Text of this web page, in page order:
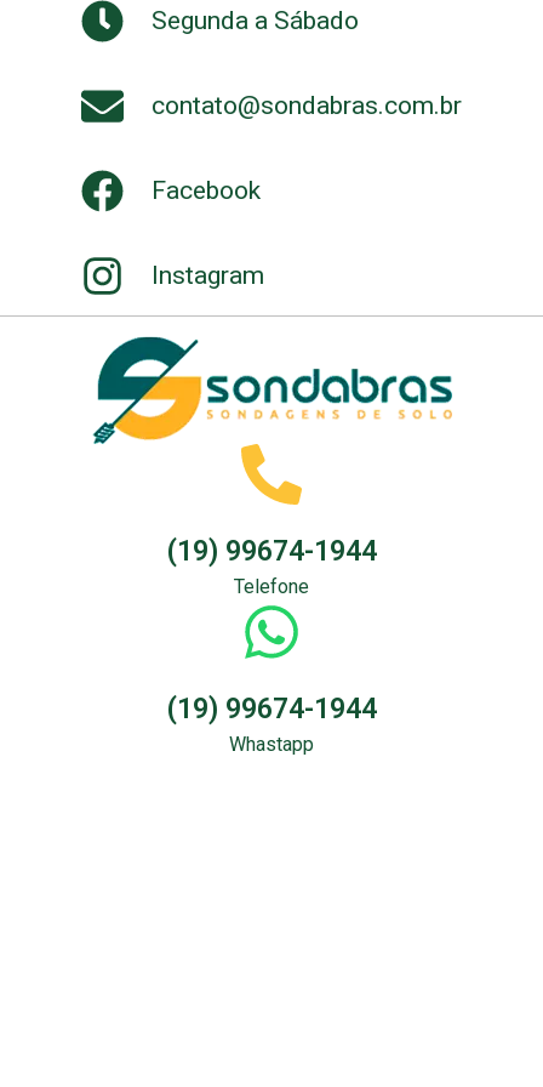
Segunda a Sábado
contato@sondabras.com.br
Facebook
Instagram
(19) 99674-1944
Telefone
(19) 99674-1944
Whastapp